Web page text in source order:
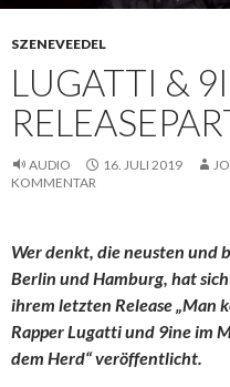
SZENEVEEDEL
LUGATTI &
AUDIO 16. JULI 2019
KOMMENTAR
Wer denkt, die neusten und
Berlin und Hamburg, hat
ihrem letzten Release „Man
Rapper Lugatti und 9ine im
dem Herd“ veröffentlicht.